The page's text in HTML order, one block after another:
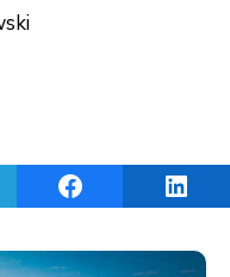
on TelegramShare on Facebook